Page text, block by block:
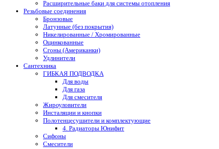
Расширительные баки для системы отопления
Резьбовые соединения
Бронзовые
Латунные (без покрытия)
Никелированные / Хромированные
Оцинкованные
Сгоны (Американки)
Удлинители
Сантехника
ГИБКАЯ ПОДВОДКА
Для воды
Для газа
Для смесителя
Жироуловители
Инсталяции и кнопки
Полотенцесушители и комплектующие
4. Радиаторы Юнифит
Сифоны
Смесители